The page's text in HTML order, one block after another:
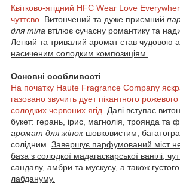
Квітково-ягідний HFC Wear Love
чуттєво. Витончений та дуже приємний
для тіла втілює сучасну романтику та
Легкий та тривалий аромат став чудовою
насиченим солодким композиціям.
Основні особливості
На початку Haute Fragrance Company
газовано звучить дует пікантного
солодких червоних ягід.
Далі вступає
букет: герань, ірис, магнолія, троянда та
аромат для жінок шовковистим,
солідним. Завершує парфумований міст
база з солодкої мадагаскарської ванілі,
сандалу, амбри та мускусу, а також
лабдануму.